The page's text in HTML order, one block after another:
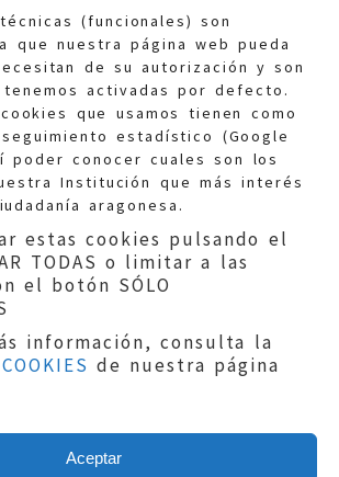
(funcionales) son
que nuestra página web pueda
de su autorización y son
activadas por defecto.
que usamos tienen como
estadístico (Google
poder conocer cuales son los
Institución que más interés
aragonesa.
estas cookies pulsando el
TODAS o limitar a las
el botón SÓLO
información, consulta la
de nuestra página
Aceptar
quejas@eljusticiadearagon.es
Información general:
900 210 210/
|Política de privacidad|
de Datos
de cookies